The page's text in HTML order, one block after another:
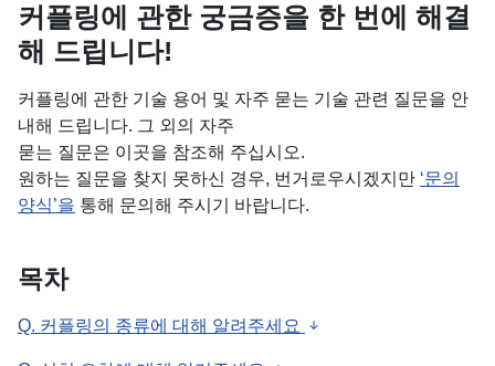
커플링에 관한 궁금증을 한 번에 해결
해 드립니다!
커플링에 관한 기술 용어 및 자주 묻는 기술 관련 질문을 안
내해 드립니다. 그 외의 자주
묻는 질문은 이곳을 참조해 주십시오.
원하는 질문을 찾지 못하신 경우, 번거로우시겠지만 ‘문의
양식’을 통해 문의해 주시기 바랍니다.
목차
Q. 커플링의 종류에 대해 알려주세요